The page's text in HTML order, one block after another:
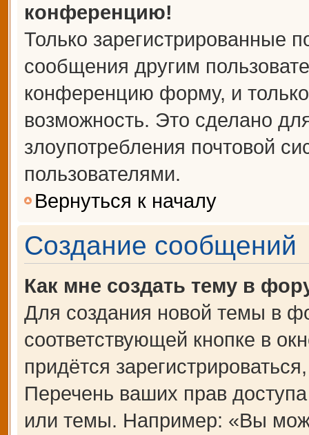
конференцию!
Только зарегистрированные
сообщения другим
конференцию форму, и
возможность. Это сделано
злоупотребления почтовой
пользователями.
Вернуться к началу
Создание сообщений
Как мне создать тему в
Для создания новой темы в
соответствующей кнопке в
придётся
Перечень ваших прав
или темы. Например: «Вы